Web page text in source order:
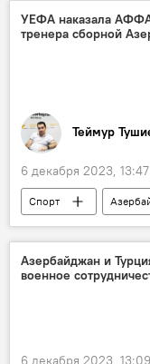
УЕФА наказала АФФА
тренера сборной
Теймур
6 декабря 2023, 13:47
Спорт
АФФА
УЕФА
главный тренер
Сборная Азербайджана
Азербайджан и
военное
6 декабря 2023, 13:09